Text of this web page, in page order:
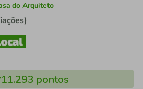
do Arquiteto
11.293 pontos